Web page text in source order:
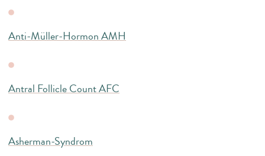
Anti-Müller-Hormon AMH
Antral Follicle Count AFC
Asherman-Syndrom